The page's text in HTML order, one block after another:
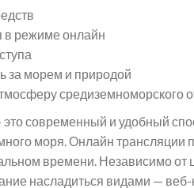
в режиме онлайн
за морем и природой
средиземноморского
современный и удобный
моря. Онлайн трансляции
времени. Независимо от
насладиться видами —